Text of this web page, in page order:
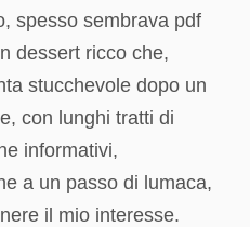
spesso sembrava pdf
dessert ricco che,
stucchevole dopo un
con lunghi tratti di
informativi,
a un passo di lumaca,
il mio interesse.